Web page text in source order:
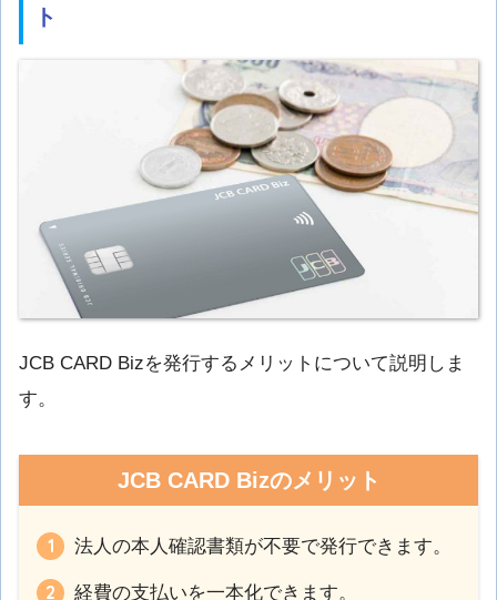
ト
JCB CARD Bizを発行するメリットについて説明しま
す。
JCB CARD Bizのメリット
法人の本人確認書類が不要で発行できます。
経費の支払いを一本化できます。